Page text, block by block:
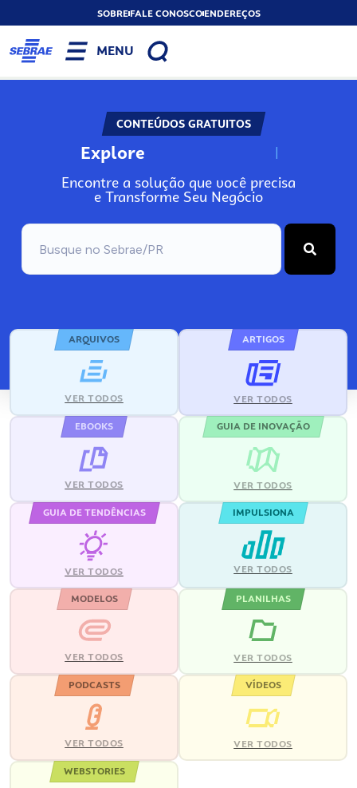
SOBREFALE CONOSCOENDEREÇOS
MENU
CONTEÚDOS GRATUITOS
Explore N
Encontre a solução que você precisa
e Transforme Seu Negócio
ARQUIVOS
VER TODOS
ARTIGOS
VER TODOS
EBOOKS
VER TODOS
GUIA DE INOVAÇÃO
VER TODOS
GUIA DE TENDÊNCIAS
VER TODOS
IMPULSIONA
VER TODOS
MODELOS
VER TODOS
PLANILHAS
VER TODOS
PODCASTS
VER TODOS
VÍDEOS
VER TODOS
WEBSTORIES